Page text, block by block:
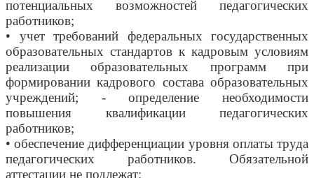
потенциальных возможностей педагогических
работников;
• учет требований федеральных государственных
образовательных стандартов к кадровым условиям
реализации образовательных программ при
формировании кадрового состава образовательных
учреждений; - определение необходимости
повышения квалификации педагогических
работников;
• обеспечение дифференциации уровня оплаты труда
педагогических работников. Обязательной
аттестации не подлежат: